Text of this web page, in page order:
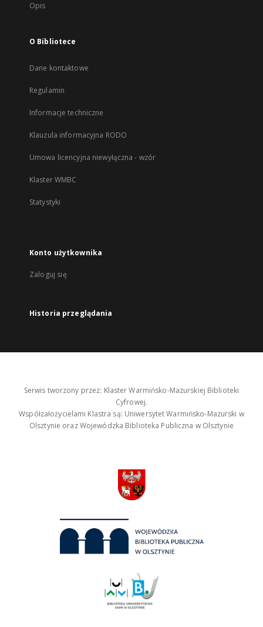
Opis
O Bibliotece
Dane kontaktowe
Regulamin
Informacje techniczne
Klauzula informacyjna RODO
Umowa licencyjna niewyłączna - wzór
Klaster WMBC
Statystyki
Konto użytkownika
Zaloguj się
Historia przeglądania
Serwis tworzony przez: Klaster Warmińsko-Mazurskiej Biblioteki
Cyfrowej.
Współzałożycielami Klastra są: Uniwersytet Warmińsko-Mazurski w
Olsztynie oraz Wojewódzka Biblioteka Publiczna w Olsztynie